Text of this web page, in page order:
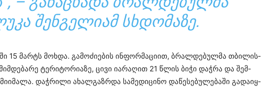
ᲨᲔᲜ­ᲒᲔ­ᲚᲘ­ᲐᲛ ᲡᲮᲓᲝ­ᲛᲐ­ᲖᲔ.
15 მარტს მოხ­და. გა­მო­ძი­ე­ბის ინ­ფორ­მა­ცი­ით, ბრალ­დე­ბულ­მა თბი­ლის­
ტე­რი­ტო­რი­ა­ზე, ცივი ია­რა­ღით 21 წლის ბიჭი დაჭ­რა და შემ­
დაჭ­რი­ლი ახალ­გაზ­რდა სა­მე­დი­ცი­ნო და­წე­სე­ბუ­ლე­ბა­ში გა­და­იყ­